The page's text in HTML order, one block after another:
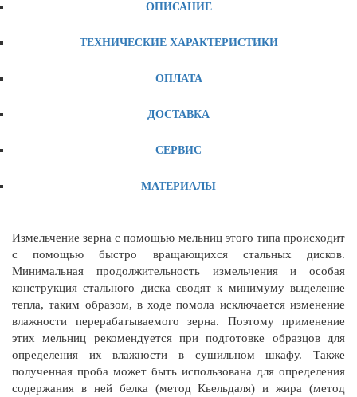
ОПИСАНИЕ
ТЕХНИЧЕСКИЕ ХАРАКТЕРИСТИКИ
ОПЛАТА
ДОСТАВКА
СЕРВИС
МАТЕРИАЛЫ
Измельчение зерна с помощью мельниц этого типа происходит
с помощью быстро вращающихся стальных дисков.
Минимальная продолжительность измельчения и особая
конструкция стального диска сводят к минимуму выделение
тепла, таким образом, в ходе помола исключается изменение
влажности перерабатываемого зерна. Поэтому применение
этих мельниц рекомендуется при подготовке образцов для
определения их влажности в сушильном шкафу. Также
полученная проба может быть использована для определения
содержания в ней белка (метод Кьельдаля) и жира (метод